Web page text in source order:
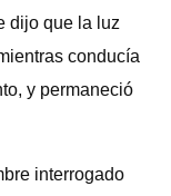
dijo que la luz
conducía
y permaneció
interrogado